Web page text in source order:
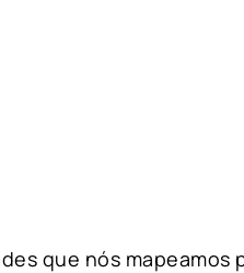
que nós mapeamos